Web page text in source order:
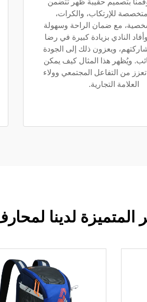
بتصميم حقيبة ظهر تتضمن
للإرتكاب، والكرات،
مع ضمان الراحة وسهولة
النادي بزيادة كبيرة في رضا
ويعزون ذلك إلى الجودة
ويُظهر هذا المثال كيف يمكن
تعزز من التفاعل المجتمعي وولاء
العلامة التجارية.
المتميزة لدينا